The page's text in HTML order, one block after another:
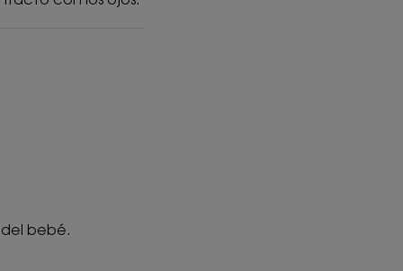
bebé.